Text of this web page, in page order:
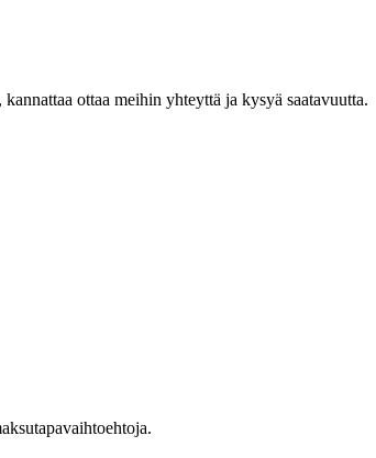
ottaa meihin yhteyttä ja kysyä saatavuutta.